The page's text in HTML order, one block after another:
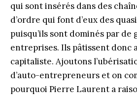
qui sont insérés dans des
d’ordre qui font d’eux des
puisqu’ils sont dominés par de
entreprises. Ils pâtissent donc
capitaliste. Ajoutons
d’auto-entrepreneurs et on
pourquoi Pierre Laurent a